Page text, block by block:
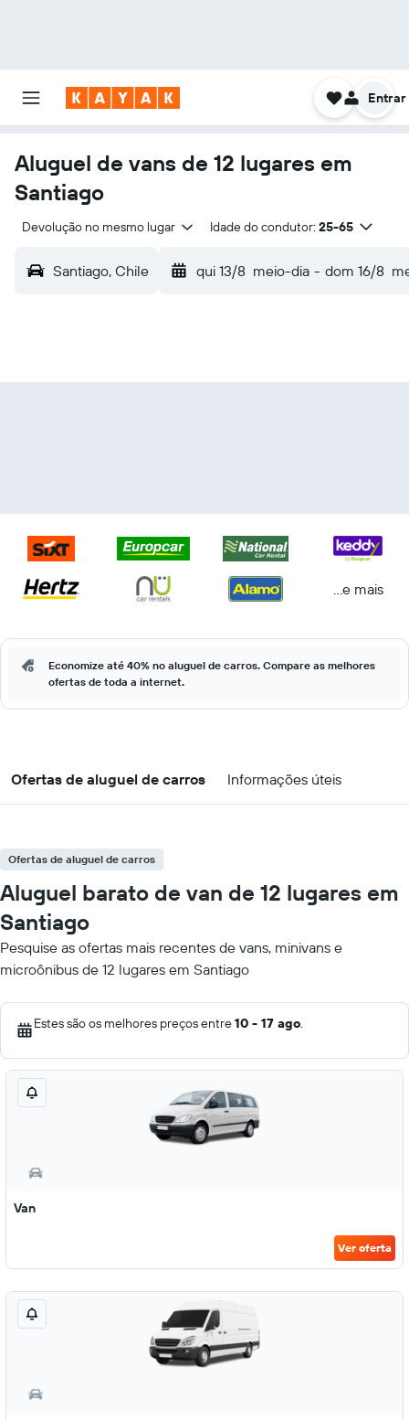
Entrar
Aluguel de vans de 12 lugares em
Santiago
Devolução no mesmo lugar Idade do condutor: 25-65
Santiago, Chile qui 13/8 meio-dia - dom 16/8
...e mais
Economize até 40% no aluguel de carros. Compare as melhores
ofertas de toda a internet.
Ofertas de aluguel de carros Informações úteis
Ofertas de aluguel de carros
Aluguel barato de van de 12 lugares em
Santiago
Pesquise as ofertas mais recentes de vans, minivans e
microônibus de 12 lugares em Santiago
Estes são os melhores preços entre10 - 17 ago.
Van
Ver oferta